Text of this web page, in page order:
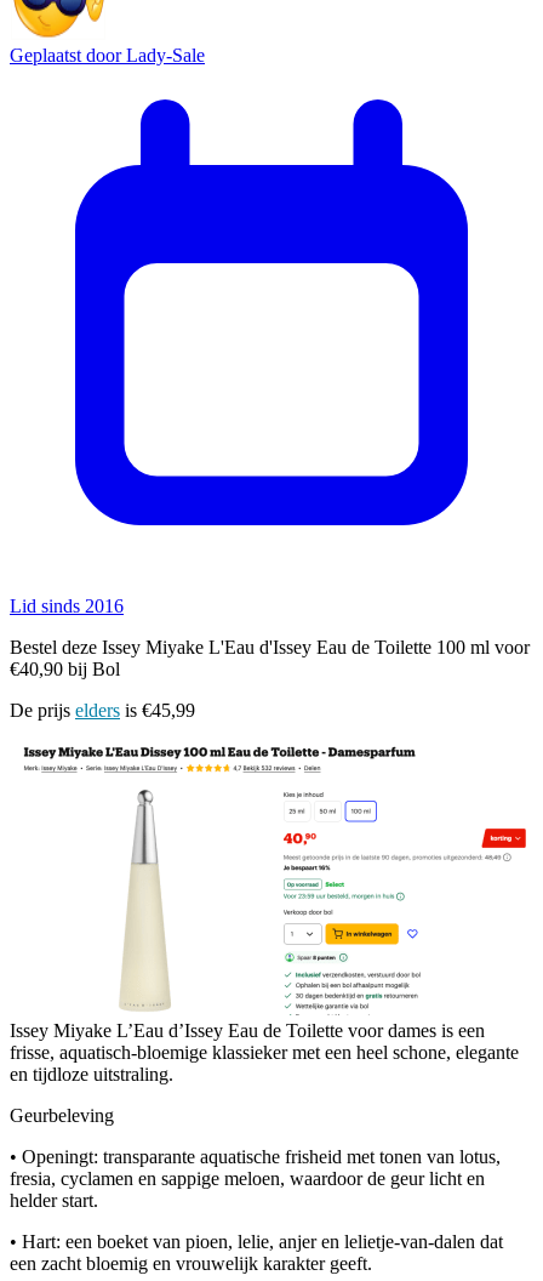
Geplaatst doorLady-Sale
Lid sinds 2016
Bestel deze Issey Miyake L'Eau d'Issey Eau de Toilette 100 ml voor
€40,90 bij Bol
De prijs elders is €45,99
Issey Miyake L’Eau d’Issey Eau de Toilette voor dames is een
frisse, aquatisch‑bloemige klassieker met een heel schone, elegante
en tijdloze uitstraling.
Geurbeleving
• Openingt: transparante aquatische frisheid met tonen van lotus,
fresia, cyclamen en sappige meloen, waardoor de geur licht en
helder start.
• Hart: een boeket van pioen, lelie, anjer en lelietje‑van‑dalen dat
een zacht bloemig en vrouwelijk karakter geeft.